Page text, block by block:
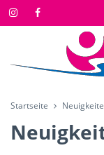
Startseite